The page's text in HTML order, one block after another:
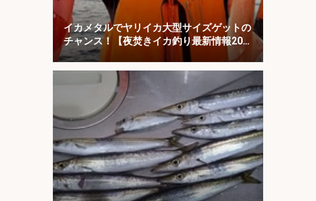
イカメタルでヤリイカ大型サイズゲットの
チャンス！【夜焚きイカ釣り最新情報20
選・福岡】